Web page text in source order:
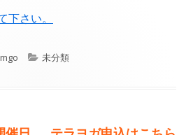
さい。
カ
未分類